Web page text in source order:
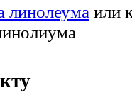
линолеума или